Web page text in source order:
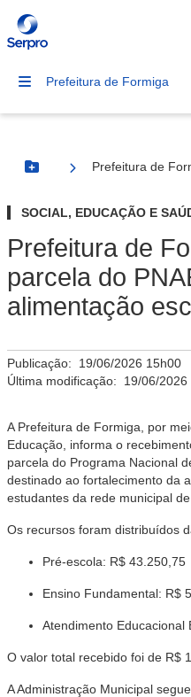
Prefeitura de Formiga
Botão Menu
Prefeitura de
SOCIAL, EDUCAÇÃO E
Prefeitura de
parcela do
alimentação
Publicação: 19/06/2026 15h00
Última modificação: 19/06/2026
A Prefeitura de Formiga, por
Educação, informa o
parcela do Programa Nacional
destinado ao fortalecimento da
estudantes da rede municipal de
Os recursos foram distribuídos
Pré-escola: R$ 43.250,75
Ensino Fundamental: R$
Atendimento Educacional
O valor total recebido foi de R$
A Administração Municipal